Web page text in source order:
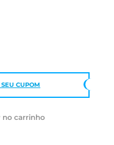
CUPOM
no carrinho